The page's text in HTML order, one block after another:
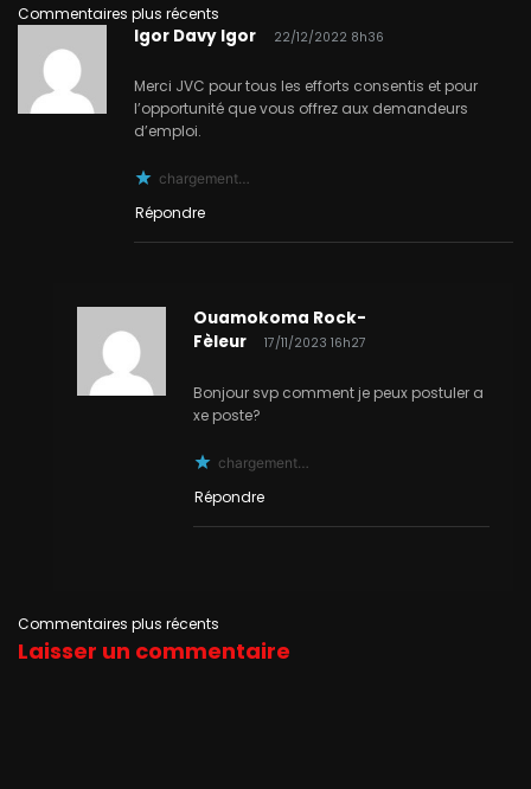
Navigation
dans
les
commentaires
Commentaires plus récents
Igor Davy Igor 22/12/2022 8h36
Merci JVC pour tous les efforts consentis et pour
l’opportunité que vous offrez aux demandeurs
d’emploi.
chargement…
Répondre
Ouamokoma Rock-
Fèleur
17/11/2023 16h27
Bonjour svp comment je peux postuler a
xe poste?
chargement…
Répondre
Navigation
Commentaires plus récents
Laisser un commentaire